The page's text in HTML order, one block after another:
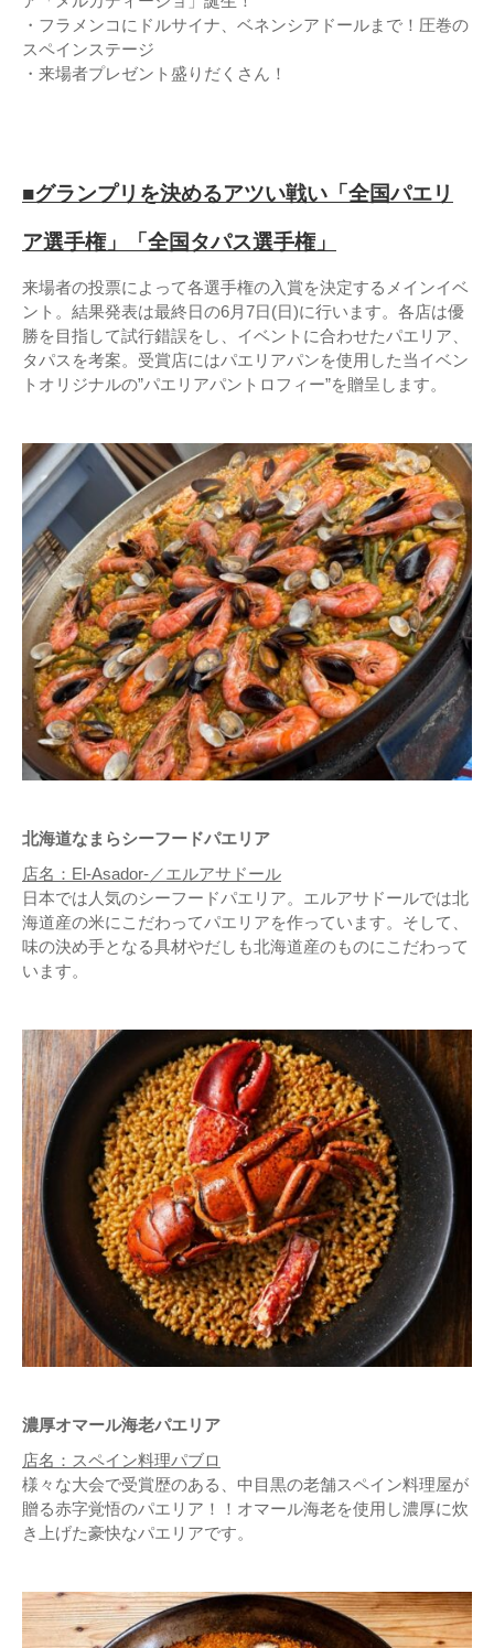
・フラメンコにドルサイナ、ベネンシアドールまで！圧巻の
スペインステージ
・来場者プレゼント盛りだくさん！
■グランプリを決めるアツい戦い「全国パエリ
ア選手権」「全国タパス選手権」
来場者の投票によって各選手権の入賞を決定するメインイベ
ント。結果発表は最終日の6月7日(日)に行います。各店は優
勝を目指して試行錯誤をし、イベントに合わせたパエリア、
タパスを考案。受賞店にはパエリアパンを使用した当イベン
トオリジナルの”パエリアパントロフィー”を贈呈します。
北海道なまらシーフードパエリア
店名：El-Asador-／エルアサドール
日本では人気のシーフードパエリア。エルアサドールでは北
海道産の米にこだわってパエリアを作っています。そして、
味の決め手となる具材やだしも北海道産のものにこだわって
います。
濃厚オマール海老パエリア
店名：スペイン料理パブロ
様々な大会で受賞歴のある、中目黒の老舗スペイン料理屋が
贈る赤字覚悟のパエリア！！オマール海老を使用し濃厚に炊
き上げた豪快なパエリアです。